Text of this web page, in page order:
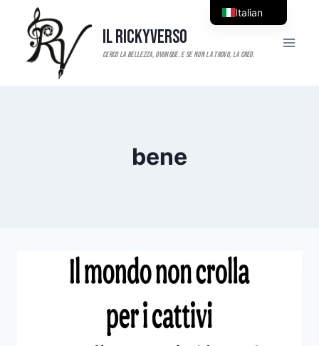
contenuto
Il RickyVerso
bene
Italian